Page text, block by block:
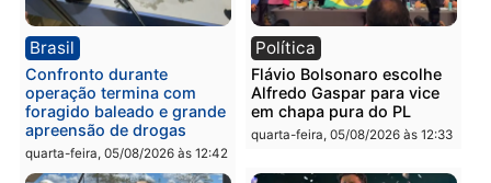
quarta-feira, 05/08/2026 às 15:52 quarta-feira, 05/08/2026 às
Política